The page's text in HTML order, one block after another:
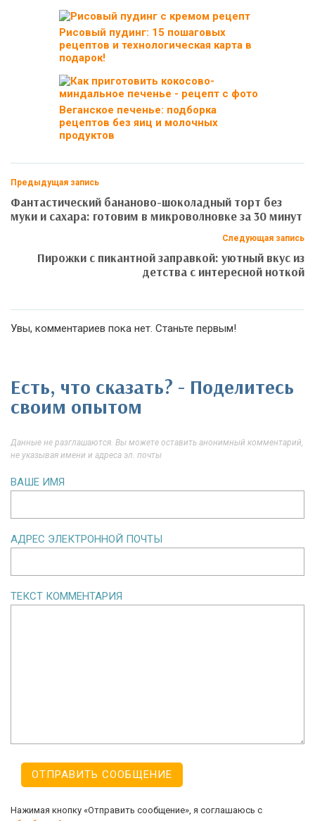
Рисовый пудинг: 15 пошаговых
рецептов и технологическая карта в
подарок!
Веганское печенье: подборка
рецептов без яиц и молочных
продуктов
Предыдущая запись
Фантастический бананово-шоколадный торт без
муки и сахара: готовим в микроволновке за 30 минут
Следующая запись
Пирожки с пикантной заправкой: уютный вкус из
детства с интересной ноткой
Увы, комментариев пока нет. Станьте первым!
Есть, что сказать? - Поделитесь
своим опытом
Данные не разглашаются. Вы можете оставить анонимный комментарий,
не указывая имени и адреса эл. почты
ВАШЕ ИМЯ
АДРЕС ЭЛЕКТРОННОЙ ПОЧТЫ
ТЕКСТ КОММЕНТАРИЯ
Нажимая кнопку «Отправить сообщение», я соглашаюсь с